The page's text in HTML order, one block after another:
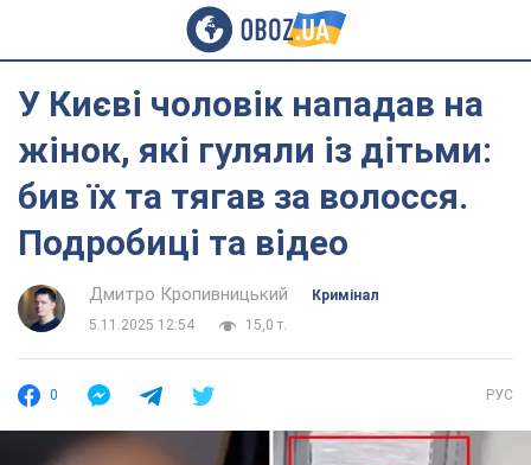
У Києві чоловік нападав на
жінок, які гуляли із дітьми:
бив їх та тягав за волосся.
Подробиці та відео
Дмитро Кропивницький
Кримінал
5.11.2025 12:54
15,0 т.
0 РУС